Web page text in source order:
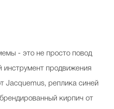
- это не просто повод
продвижения
Jacquemus, реплика синей
кирпич от